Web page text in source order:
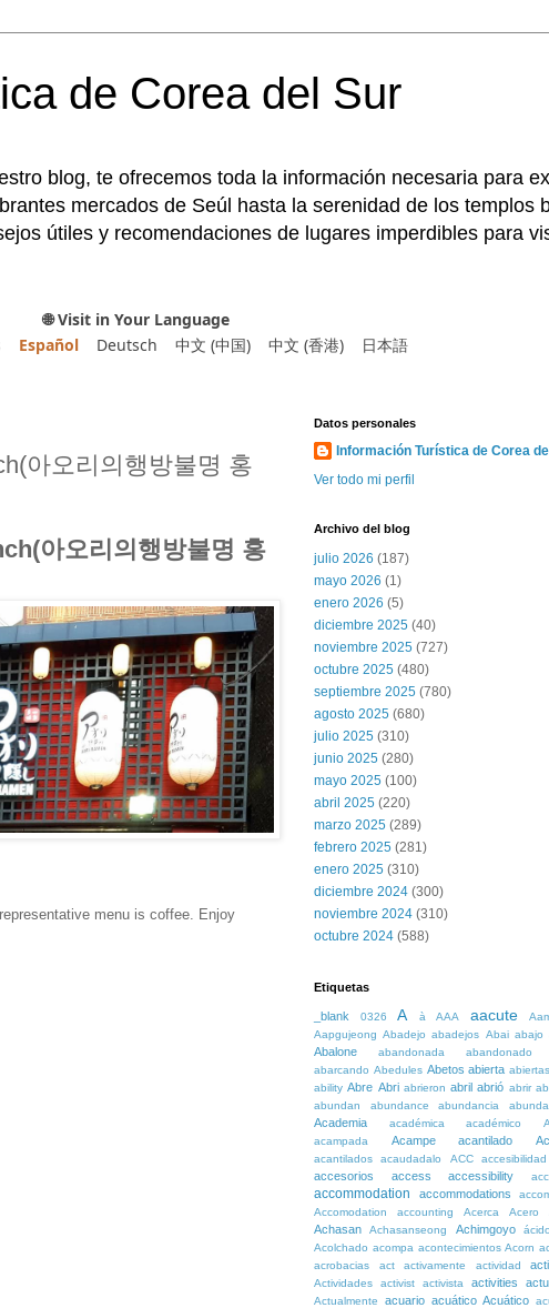
de Corea del Sur
blog, te ofrecemos toda la información necesaria para
mercados de Seúl hasta la serenidad de los templos
útiles y recomendaciones de lugares imperdibles para
🌐 Visit in Your Language
Español Deutsch 中文 (中国) 中文 (香港) 日本語
아오리의행방불명 홍
아오리의행방불명 홍
menu is coffee. Enjoy
Datos personales
Información Turística de Corea
Ver todo mi perfil
Archivo del blog
julio 2026 (187)
mayo 2026 (1)
enero 2026 (5)
diciembre 2025 (40)
noviembre 2025 (727)
octubre 2025 (480)
septiembre 2025 (780)
agosto 2025 (680)
julio 2025 (310)
junio 2025 (280)
mayo 2025 (100)
abril 2025 (220)
marzo 2025 (289)
febrero 2025 (281)
enero 2025 (310)
diciembre 2024 (300)
noviembre 2024 (310)
octubre 2024 (588)
Etiquetas
_blank 0326 A à AAA aacute
Aapgujeong Abadejo abadejos Abai abajo
Abalone abandonada abandonado
abarcando Abedules Abetos abierta abiertas
ability Abre Abri abrieron abril abrió abrir
abundan
abundance abundancia
Academia
académica académico
acampada
Acampe acantilado
acantilados acaudadalo ACC accesibilidad
accesorios access accessibility
accommodation accommodations
Accomodation
accounting Acerca Acero
Achasan Achasanseong Achimgoyo ácido
Acolchado acompa acontecimientos Acorn
acrobacias
act activamente actividad
Actividades activist activista activities
Actualmente acuario acuático Acuático